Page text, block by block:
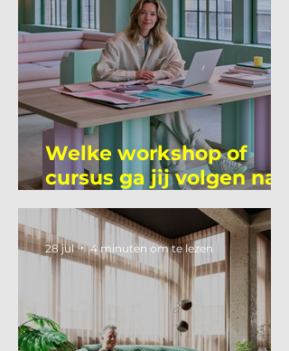
Welke workshop of
cursus ga jij volgen na
je vakantie?
28 jul 4 minuten om te lezen